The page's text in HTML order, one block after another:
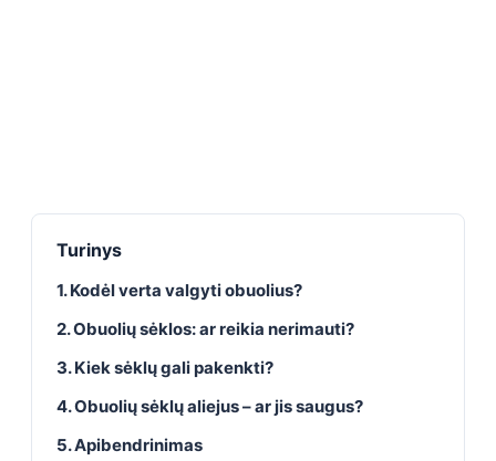
Turinys
1. Kodėl verta valgyti obuolius?
2. Obuolių sėklos: ar reikia nerimauti?
3. Kiek sėklų gali pakenkti?
4. Obuolių sėklų aliejus – ar jis saugus?
5. Apibendrinimas